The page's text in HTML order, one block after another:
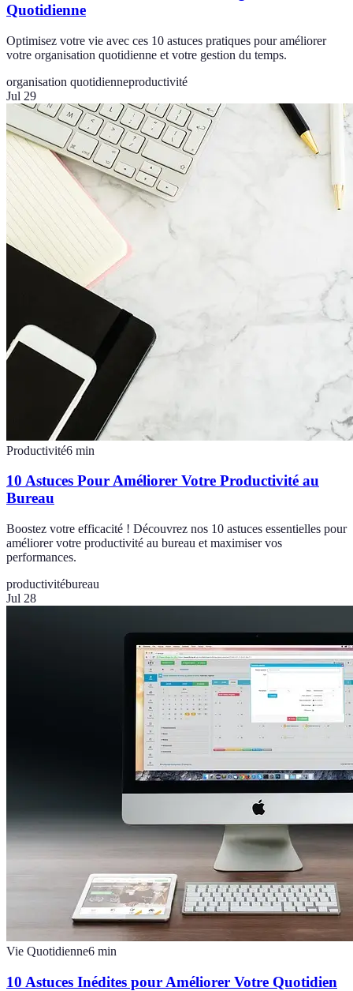
Quotidienne
Optimisez votre vie avec ces 10 astuces pratiques pour améliorer
votre organisation quotidienne et votre gestion du temps.
organisation quotidienneproductivité
Jul 29
Productivité6 min
10 Astuces Pour Améliorer Votre Productivité au
Bureau
Boostez votre efficacité ! Découvrez nos 10 astuces essentielles pour
améliorer votre productivité au bureau et maximiser vos
performances.
productivitébureau
Jul 28
Vie Quotidienne6 min
10 Astuces Inédites pour Améliorer Votre Quotidien